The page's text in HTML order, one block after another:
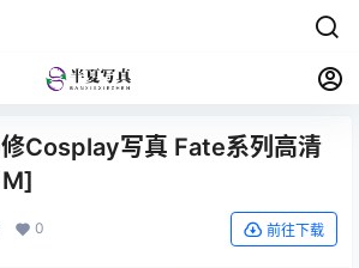
Cosplay写真 Fate系列高清
0 前往下载